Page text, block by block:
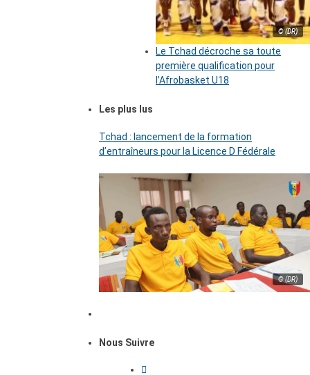
© (DR)
Le Tchad décroche sa toute
première qualification pour
l’Afrobasket U18
Les plus lus
Tchad : lancement de la formation
d’entraîneurs pour la Licence D Fédérale
© (DR)
Nous Suivre